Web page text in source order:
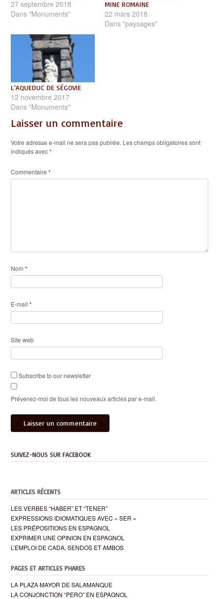
27 septembre 2018
Dans "Monuments"
MINE ROMAINE
22 mars 2018
Dans "paysages"
L’AQUEDUC DE SÉGOVIE
12 novembre 2017
Dans "Monuments"
Laisser un commentaire
Votre adresse e-mail ne sera pas publiée. Les champs obligatoires sont
indiqués avec*
Commentaire *
Nom *
E-mail *
Site web
Subscribe to our newsletter
Prévenez-moi de tous les nouveaux articles par e-mail.
SUIVEZ-NOUS SUR FACEBOOK
ARTICLES RÉCENTS
LES VERBES “HABER” ET “TENER”
EXPRESSIONS IDIOMATIQUES AVEC « SER »
LES PRÉPOSITIONS EN ESPAGNOL
EXPRIMER UNE OPINION EN ESPAGNOL
L’EMPLOI DE CADA, SENDOS ET AMBOS
PAGES ET ARTICLES PHARES
LA PLAZA MAYOR DE SALAMANQUE
LA CONJONCTION “PERO” EN ESPAGNOL